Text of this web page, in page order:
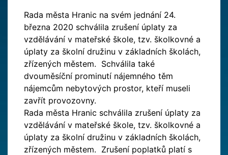
Rada města Hranic na svém jednání 24.
března 2020 schválila zrušení úplaty za
vzdělávání v mateřské škole, tzv. školkovné a
úplaty za školní družinu v základních školách,
zřízených městem. Schválila také
dvouměsíční prominutí nájemného těm
nájemcům nebytových prostor, kteří museli
zavřít provozovny.
Rada města Hranic schválila zrušení úplaty za
vzdělávání v mateřské škole, tzv. školkovné a
úplaty za školní družinu v základních školách,
zřízených městem. Zrušení poplatků platí s